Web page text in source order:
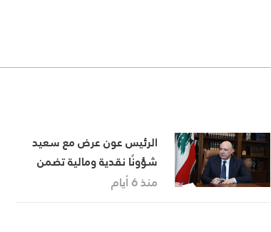
الرئيس عون عرض مع سعيد
شؤونًا نقدية ومالية تضمن
حسن انتظام المرافق العامة
منذ 6 أيام